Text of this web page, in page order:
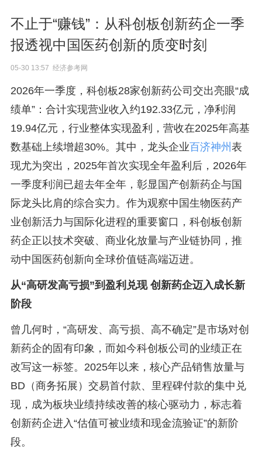
不止于“赚钱”：从科创板创新药企一季
报透视中国医药创新的质变时刻
05-30 13:57 经济参考网
2026年一季度，科创板28家创新药公司交出亮眼“成
绩单”：合计实现营业收入约192.33亿元，净利润
19.94亿元，行业整体实现盈利，营收在2025年高基
数基础上续增超30%。其中，龙头企业百济神州 表
现尤为突出，2025年首次实现全年盈利后，2026年
一季度利润已超去年全年，彰显国产创新药企与国
际龙头比肩的综合实力。作为观察中国生物医药产
业创新活力与国际化进程的重要窗口，科创板创新
药企正以技术突破、商业化放量与产业链协同，推
动中国医药创新向全球价值链高端迈进。
从“高研发高亏损”到盈利兑现 创新药企迈入成长新
阶段
曾几何时，“高研发、高亏损、高不确定”是市场对创
新药企的固有印象，而如今科创板公司的业绩正在
改写这一标签。2025年以来，核心产品销售放量与
BD（商务拓展）交易首付款、里程碑付款的集中兑
现，成为板块业绩持续改善的核心驱动力，标志着
创新药企进入“估值可被业绩和现金流验证”的新阶
段。